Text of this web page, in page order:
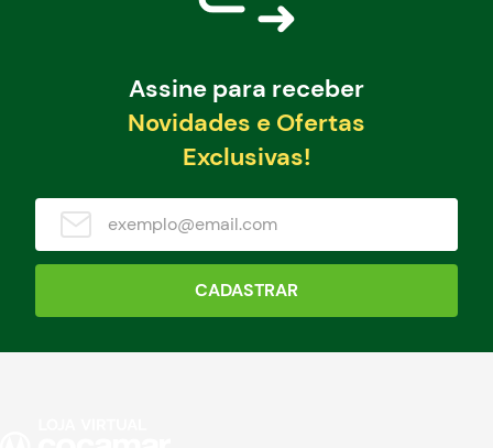
Assine para receber
Novidades e Ofertas
Exclusivas!
CADASTRAR